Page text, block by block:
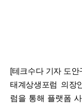
[테크수다 기자 도
태계상생포럼 의장
럼을 통해 플랫폼